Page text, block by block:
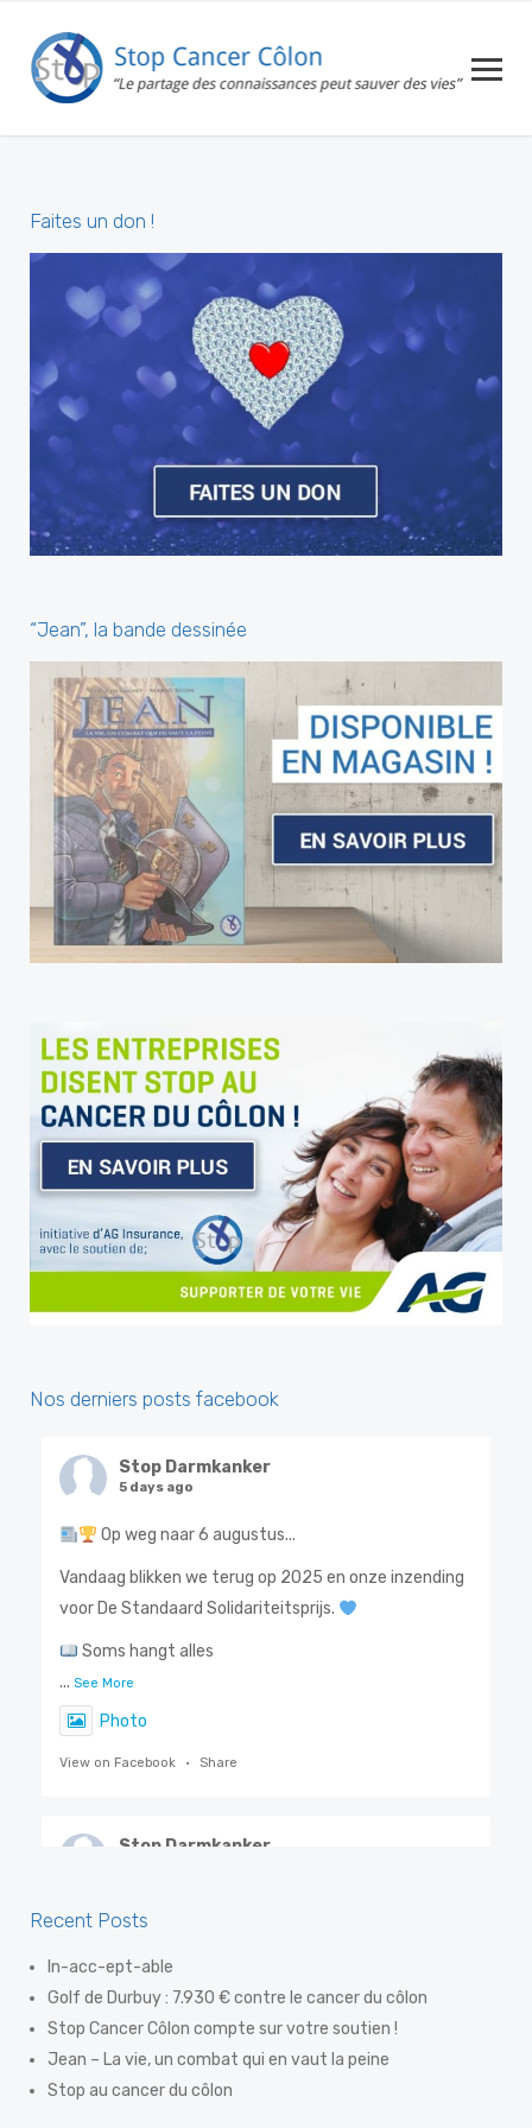
Faites un don !
“Jean”, la bande dessinée
Nos derniers posts facebook
Stop Darmkanker
5 days ago
Op weg naar 6 augustus...
Vandaag blikken we terug op 2025 en onze inzending
voor De Standaard Solidariteitsprijs.
Soms hangt alles
... See More
Photo
View on Facebook · Share
Stop Darmkanker
Steven De Smet, ook gekend als 'De Flik', weet als
Dankzij een eenvoudige preventiev
... See More
View on Facebook · Share
Recent Posts
In-acc-ept-able
Golf de Durbuy : 7.930 € contre le cancer du côlon
Stop Cancer Côlon compte sur votre soutien !
Jean – La vie, un combat qui en vaut la peine
Stop au cancer du côlon